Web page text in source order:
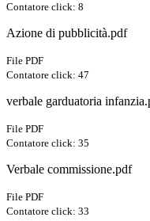
Contatore click: 8
Azione di pubblicità.pdf
File PDF
Contatore click: 47
verbale garduatoria
File PDF
Contatore click: 35
Verbale commissione.pdf
File PDF
Contatore click: 33